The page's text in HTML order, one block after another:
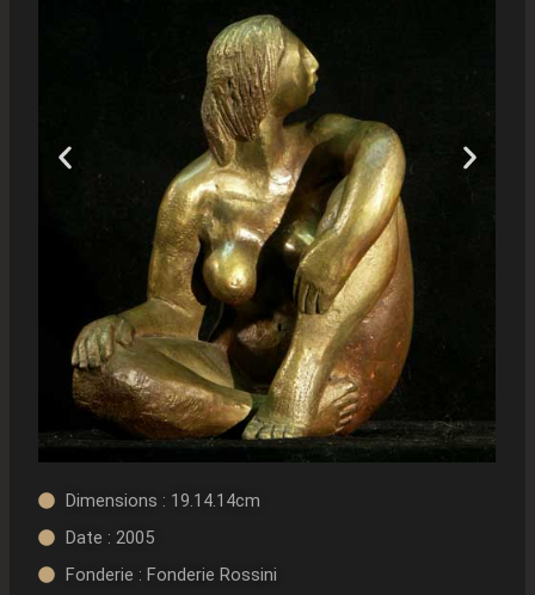
Dimensions : 19.14.14cm
Date : 2005
Fonderie : Fonderie Rossini